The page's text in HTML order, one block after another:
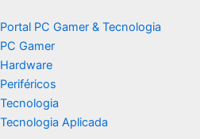
Portal PC Gamer & Tecnologia
PC Gamer
Hardware
Periféricos
Tecnologia
Tecnologia Aplicada